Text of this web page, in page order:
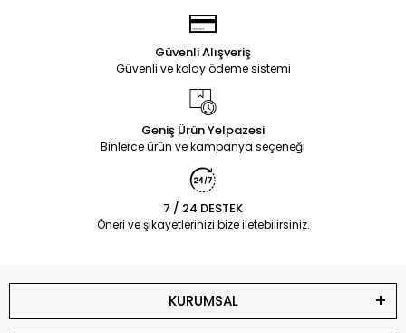
Güvenli Alışveriş
Güvenli ve kolay ödeme sistemi
Geniş Ürün Yelpazesi
Binlerce ürün ve kampanya seçeneği
7 / 24 DESTEK
Öneri ve şikayetlerinizi bize iletebilirsiniz.
KURUMSAL